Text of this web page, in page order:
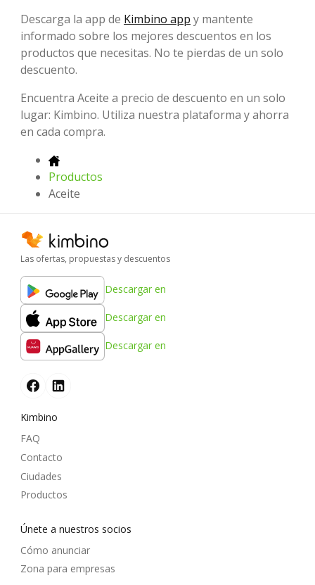
Descarga la app de Kimbino app y mantente
informado sobre los mejores descuentos en los
productos que necesitas. No te pierdas de un solo
descuento.
Encuentra Aceite a precio de descuento en un solo
lugar: Kimbino. Utiliza nuestra plataforma y ahorra
en cada compra.
Productos
Aceite
Las ofertas, propuestas y descuentos
Descargar en
Descargar en
Descargar en
Kimbino
FAQ
Contacto
Ciudades
Productos
Únete a nuestros socios
Cómo anunciar
Zona para empresas